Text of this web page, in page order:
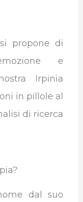
propone di
e
Irpinia
in pillole al
di ricerca
dal suo